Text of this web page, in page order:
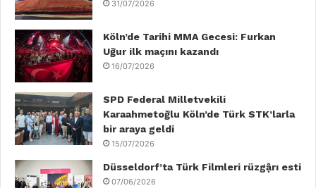
31/07/2026
Köln’de Tarihi MMA Gecesi: Furkan
Uğur ilk maçını kazandı
16/07/2026
SPD Federal Milletvekili
Karaahmetoğlu Köln’de Türk STK’larla
bir araya geldi
15/07/2026
Düsseldorf’ta Türk Filmleri rüzgậrı esti
07/06/2026